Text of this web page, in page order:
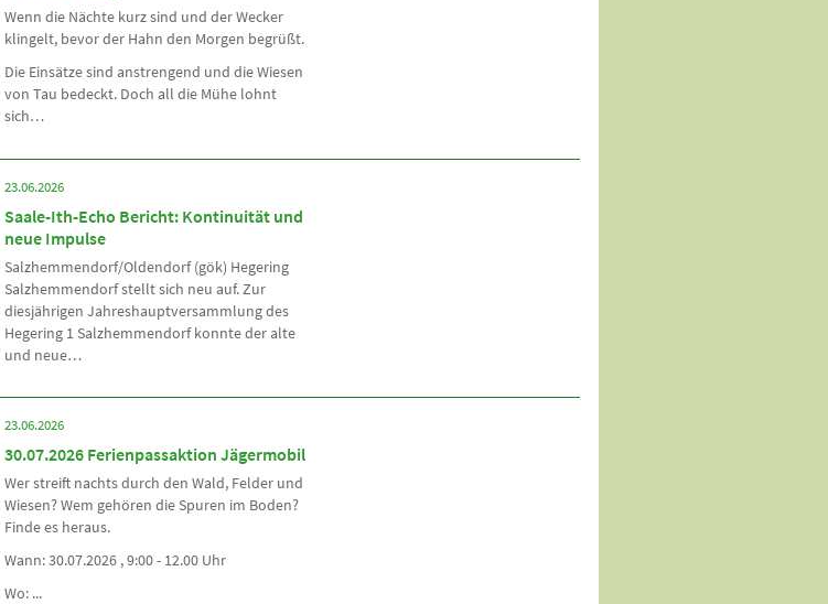
Wenn die Nächte kurz sind und der Wecker
klingelt, bevor der Hahn den Morgen begrüßt.
Die Einsätze sind anstrengend und die Wiesen
von Tau bedeckt. Doch all die Mühe lohnt
sich…
23.06.2026
Saale-Ith-Echo Bericht: Kontinuität und
neue Impulse
Salzhemmendorf/Oldendorf (gök) Hegering
Salzhemmendorf stellt sich neu auf. Zur
diesjährigen Jahreshauptversammlung des
Hegering 1 Salzhemmendorf konnte der alte
und neue…
23.06.2026
30.07.2026 Ferienpassaktion Jägermobil
Wer streift nachts durch den Wald, Felder und
Wiesen? Wem gehören die Spuren im Boden?
Finde es heraus.
Wann: 30.07.2026 , 9:00 - 12.00 Uhr
Wo: ...